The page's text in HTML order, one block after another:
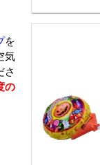
を
気
さ
の